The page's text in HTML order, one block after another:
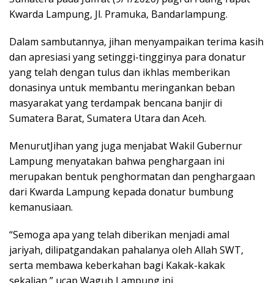
Kwarda Lampung, Jl. Pramuka, Bandarlampung.
Dalam sambutannya, jihan menyampaikan terima kasih
dan apresiasi yang setinggi-tingginya para donatur
yang telah dengan tulus dan ikhlas memberikan
donasinya untuk membantu meringankan beban
masyarakat yang terdampak bencana banjir di
Sumatera Barat, Sumatera Utara dan Aceh.
MenurutJihan yang juga menjabat Wakil Gubernur
Lampung menyatakan bahwa penghargaan ini
merupakan bentuk penghormatan dan penghargaan
dari Kwarda Lampung kepada donatur bumbung
kemanusiaan.
“Semoga apa yang telah diberikan menjadi amal
jariyah, dilipatgandakan pahalanya oleh Allah SWT,
serta membawa keberkahan bagi Kakak-kakak